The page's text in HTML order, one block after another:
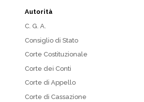
Autorità
C. G. A.
Consiglio di Stato
Corte Costituzionale
Corte dei Conti
Corte di Appello
Corte di Cassazione